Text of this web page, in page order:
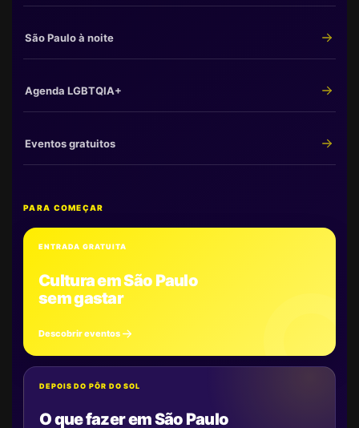
São Paulo à noite
Agenda LGBTQIA+
Eventos gratuitos
PARA COMEÇAR
ENTRADA GRATUITA
Cultura em São Paulo
sem gastar
Descobrir eventos
DEPOIS DO PÔR DO SOL
O que fazer em São Paulo